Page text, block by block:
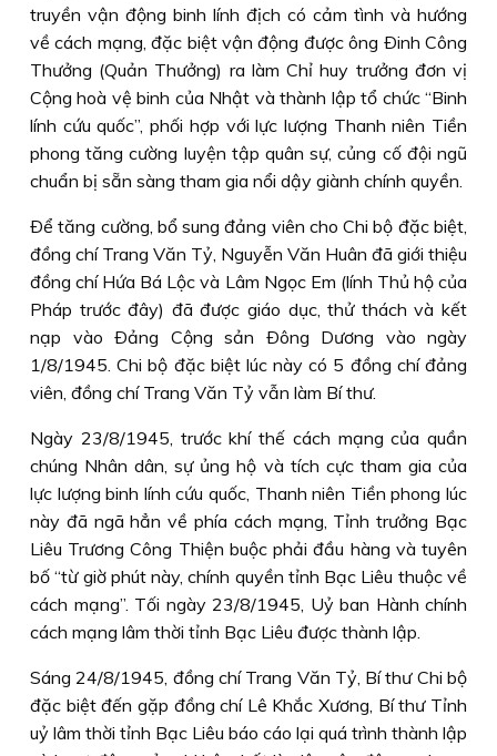
truyền vận động binh lính địch có cảm tình và hướng
về cách mạng, đặc biệt vận động được ông Ðinh Công
Thưởng (Quản Thưởng) ra làm Chỉ huy trưởng đơn vị
Cộng hoà vệ binh của Nhật và thành lập tổ chức “Binh
lính cứu quốc”, phối hợp với lực lượng Thanh niên Tiền
phong tăng cường luyện tập quân sự, củng cố đội ngũ
chuẩn bị sẵn sàng tham gia nổi dậy giành chính quyền.
Ðể tăng cường, bổ sung đảng viên cho Chi bộ đặc biệt,
đồng chí Trang Văn Tỷ, Nguyễn Văn Huân đã giới thiệu
đồng chí Hứa Bá Lộc và Lâm Ngọc Em (lính Thủ hộ của
Pháp trước đây) đã được giáo dục, thử thách và kết
nạp vào Ðảng Cộng sản Ðông Dương vào ngày
1/8/1945. Chi bộ đặc biệt lúc này có 5 đồng chí đảng
viên, đồng chí Trang Văn Tỷ vẫn làm Bí thư.
Ngày 23/8/1945, trước khí thế cách mạng của quần
chúng Nhân dân, sự ủng hộ và tích cực tham gia của
lực lượng binh lính cứu quốc, Thanh niên Tiền phong lúc
này đã ngã hẳn về phía cách mạng, Tỉnh trưởng Bạc
Liêu Trương Công Thiện buộc phải đầu hàng và tuyên
bố “từ giờ phút này, chính quyền tỉnh Bạc Liêu thuộc về
cách mạng”. Tối ngày 23/8/1945, Uỷ ban Hành chính
cách mạng lâm thời tỉnh Bạc Liêu được thành lập.
Sáng 24/8/1945, đồng chí Trang Văn Tỷ, Bí thư Chi bộ
đặc biệt đến gặp đồng chí Lê Khắc Xương, Bí thư Tỉnh
uỷ lâm thời tỉnh Bạc Liêu báo cáo lại quá trình thành lập